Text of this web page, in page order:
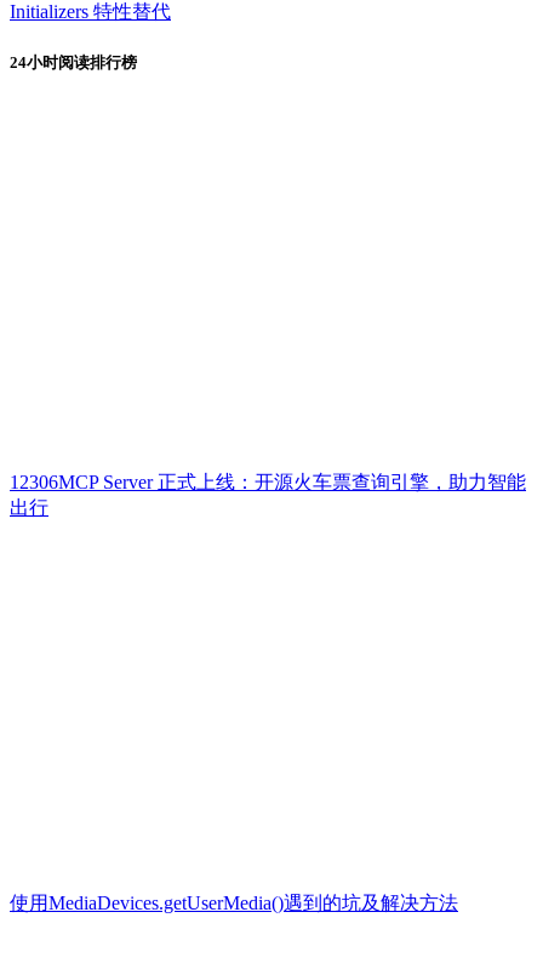
Initializers 特性替代
24小时阅读排行榜
12306MCP Server 正式上线：开源火车票查询引擎，助力智能
出行
使用MediaDevices.getUserMedia()遇到的坑及解决方法